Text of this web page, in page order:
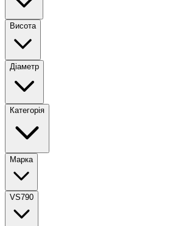
Висота
Діаметр
Категорія
Марка
VS790